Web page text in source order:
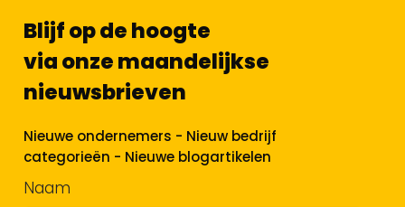
Blijf op de hoogte
via onze maandelijkse
nieuwsbrieven
Nieuwe ondernemers - Nieuw bedrijf
categorieën - Nieuwe blogartikelen
Naam